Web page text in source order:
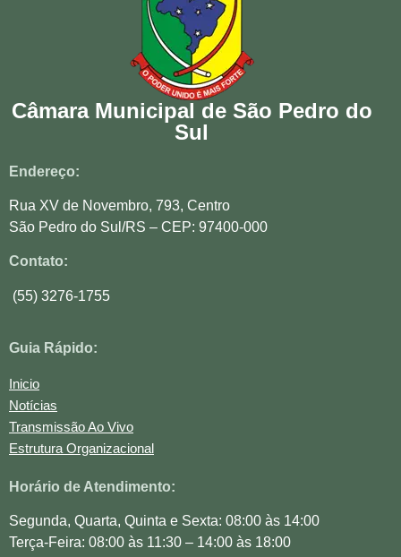
Câmara Municipal de São Pedro do
Sul
Endereço:
Rua XV de Novembro, 793, Centro
São Pedro do Sul/RS – CEP: 97400-000
Contato:
(55) 3276-1755
Guia Rápido:
Inicio
Notícias
Transmissão Ao Vivo
Estrutura Organizacional
Horário de Atendimento:
Segunda, Quarta, Quinta e Sexta: 08:00 às 14:00
Terça-Feira: 08:00 às 11:30 – 14:00 às 18:00